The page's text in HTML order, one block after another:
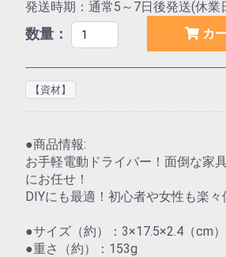
発送時期：通常5～7日後発送(休業
数量： カ
【資材】
●商品情報:
お手軽電動ドライバー！面倒な家
にお任せ！
DIYにも最適！初心者や女性も楽々
●サイズ（約）：3×17.5×2.4（cm）
●重さ（約）：153g